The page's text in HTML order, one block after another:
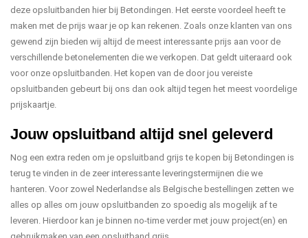
deze opsluitbanden hier bij Betondingen. Het eerste voordeel heeft te
maken met de prijs waar je op kan rekenen. Zoals onze klanten van ons
gewend zijn bieden wij altijd de meest interessante prijs aan voor de
verschillende betonelementen die we verkopen. Dat geldt uiteraard ook
voor onze opsluitbanden. Het kopen van de door jou vereiste
opsluitbanden gebeurt bij ons dan ook altijd tegen het meest voordelige
prijskaartje.
Jouw opsluitband altijd snel geleverd
Nog een extra reden om je opsluitband grijs te kopen bij Betondingen is
terug te vinden in de zeer interessante leveringstermijnen die we
hanteren. Voor zowel Nederlandse als Belgische bestellingen zetten we
alles op alles om jouw opsluitbanden zo spoedig als mogelijk af te
leveren. Hierdoor kan je binnen no-time verder met jouw project(en) en